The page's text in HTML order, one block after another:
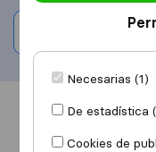
Información
Necesarias (1)
De estadística
Cookies de